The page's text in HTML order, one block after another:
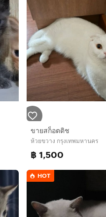
ขายสก็อตติช
ห้วยขวาง กรุงเทพมหานคร
฿ 1,500
HOT